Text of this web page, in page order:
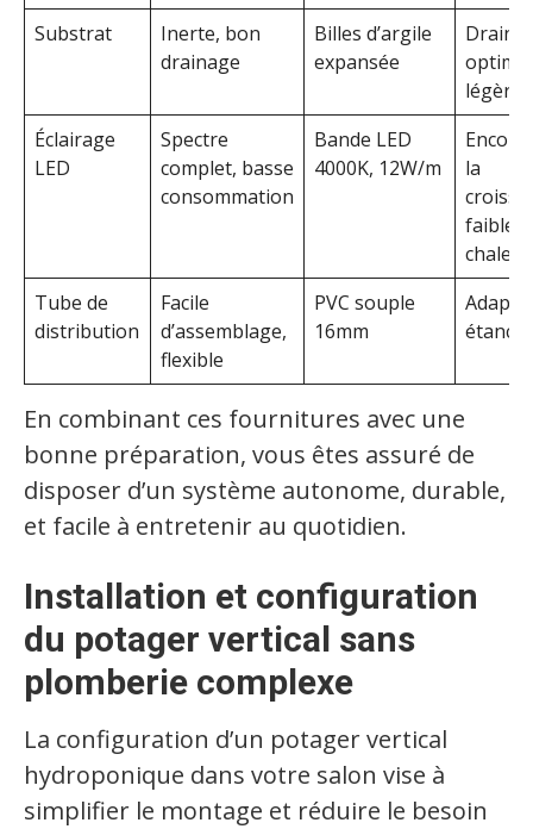
Substrat
Inerte, bon
drainage
Billes d’argile
expansée
légère
Éclairage
LED
Spectre
complet, basse
consommation
Bande LED
4000K, 12W/m
la
faible
chaleur
Tube de
distribution
Facile
d’assemblage,
flexible
PVC souple
16mm
En combinant ces fournitures avec une
bonne préparation, vous êtes assuré de
disposer d’un système autonome, durable,
et facile à entretenir au quotidien.
Installation et configuration
du potager vertical sans
plomberie complexe
La configuration d’un potager vertical
hydroponique dans votre salon vise à
simplifier le montage et réduire le besoin